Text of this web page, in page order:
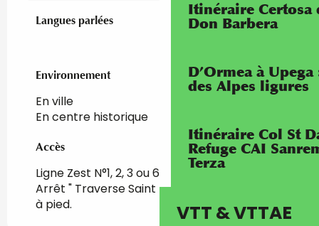
Itinéraire Certosa
Don Barbera
D’Ormea à
des Alpes ligures
Itinéraire Col St
Refuge CAI
Terza
VTT & VTTAE
Langues parlées
Langues parlées
Environnement
Environnement
En ville
En centre historique
Accès
Accès
Ligne Zest N°1, 2, 3 ou 6, ou Navette gratuite.
Arrêt " Traverse Saint Michel" puis 4 minutes
à pied.